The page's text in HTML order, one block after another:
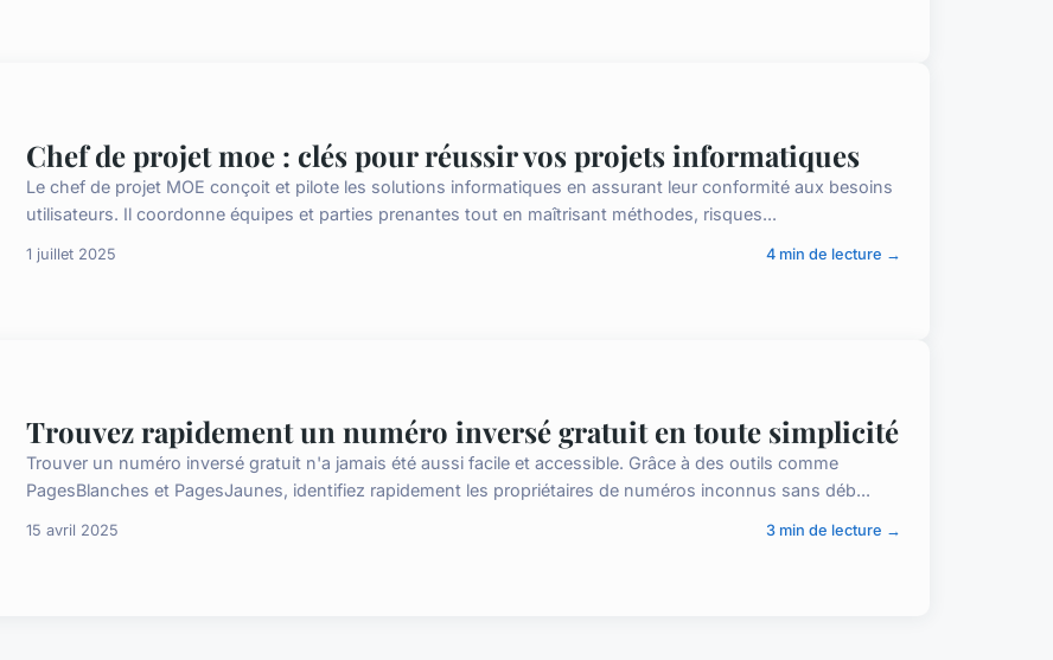
Chef de projet moe : clés pour réussir vos projets informatiques
Le chef de projet MOE conçoit et pilote les solutions informatiques en assurant leur conformité aux besoins
utilisateurs. Il coordonne équipes et parties prenantes tout en maîtrisant méthodes, risques...
1 juillet 2025 4 min de lecture →
Trouvez rapidement un numéro inversé gratuit en toute simplicité
Trouver un numéro inversé gratuit n'a jamais été aussi facile et accessible. Grâce à des outils comme
PagesBlanches et PagesJaunes, identifiez rapidement les propriétaires de numéros inconnus sans déb...
15 avril 2025 3 min de lecture →